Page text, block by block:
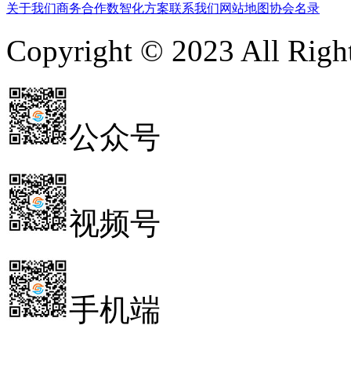
关于我们商务合作数智化方案联系我们网站地图协会名录
Copyright © 2023 All
公众号
视频号
手机端